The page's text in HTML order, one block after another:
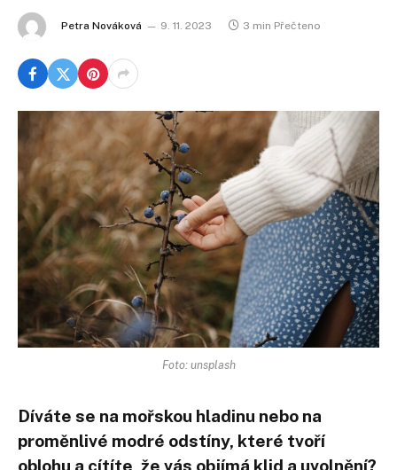
Petra Nováková 9. 11. 2023 3 min Přečteno
Foto: unsplash
Díváte se na mořskou hladinu nebo na
proměnlivé modré odstíny, které tvoří
oblohu a cítíte, že vás objímá klid a uvolnění?